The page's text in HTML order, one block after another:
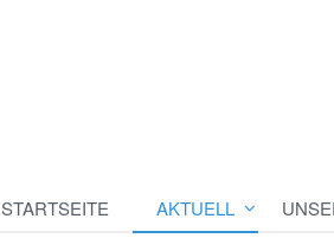
STARTSEITE AKTUELL